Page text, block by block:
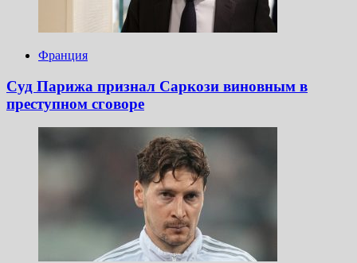
Франция
Суд Парижа признал Саркози виновным в
преступном сговоре